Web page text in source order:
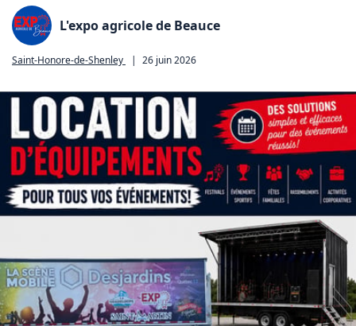
L'expo agricole de Beauce
Saint-Honore-de-Shenley | 26 juin 2026